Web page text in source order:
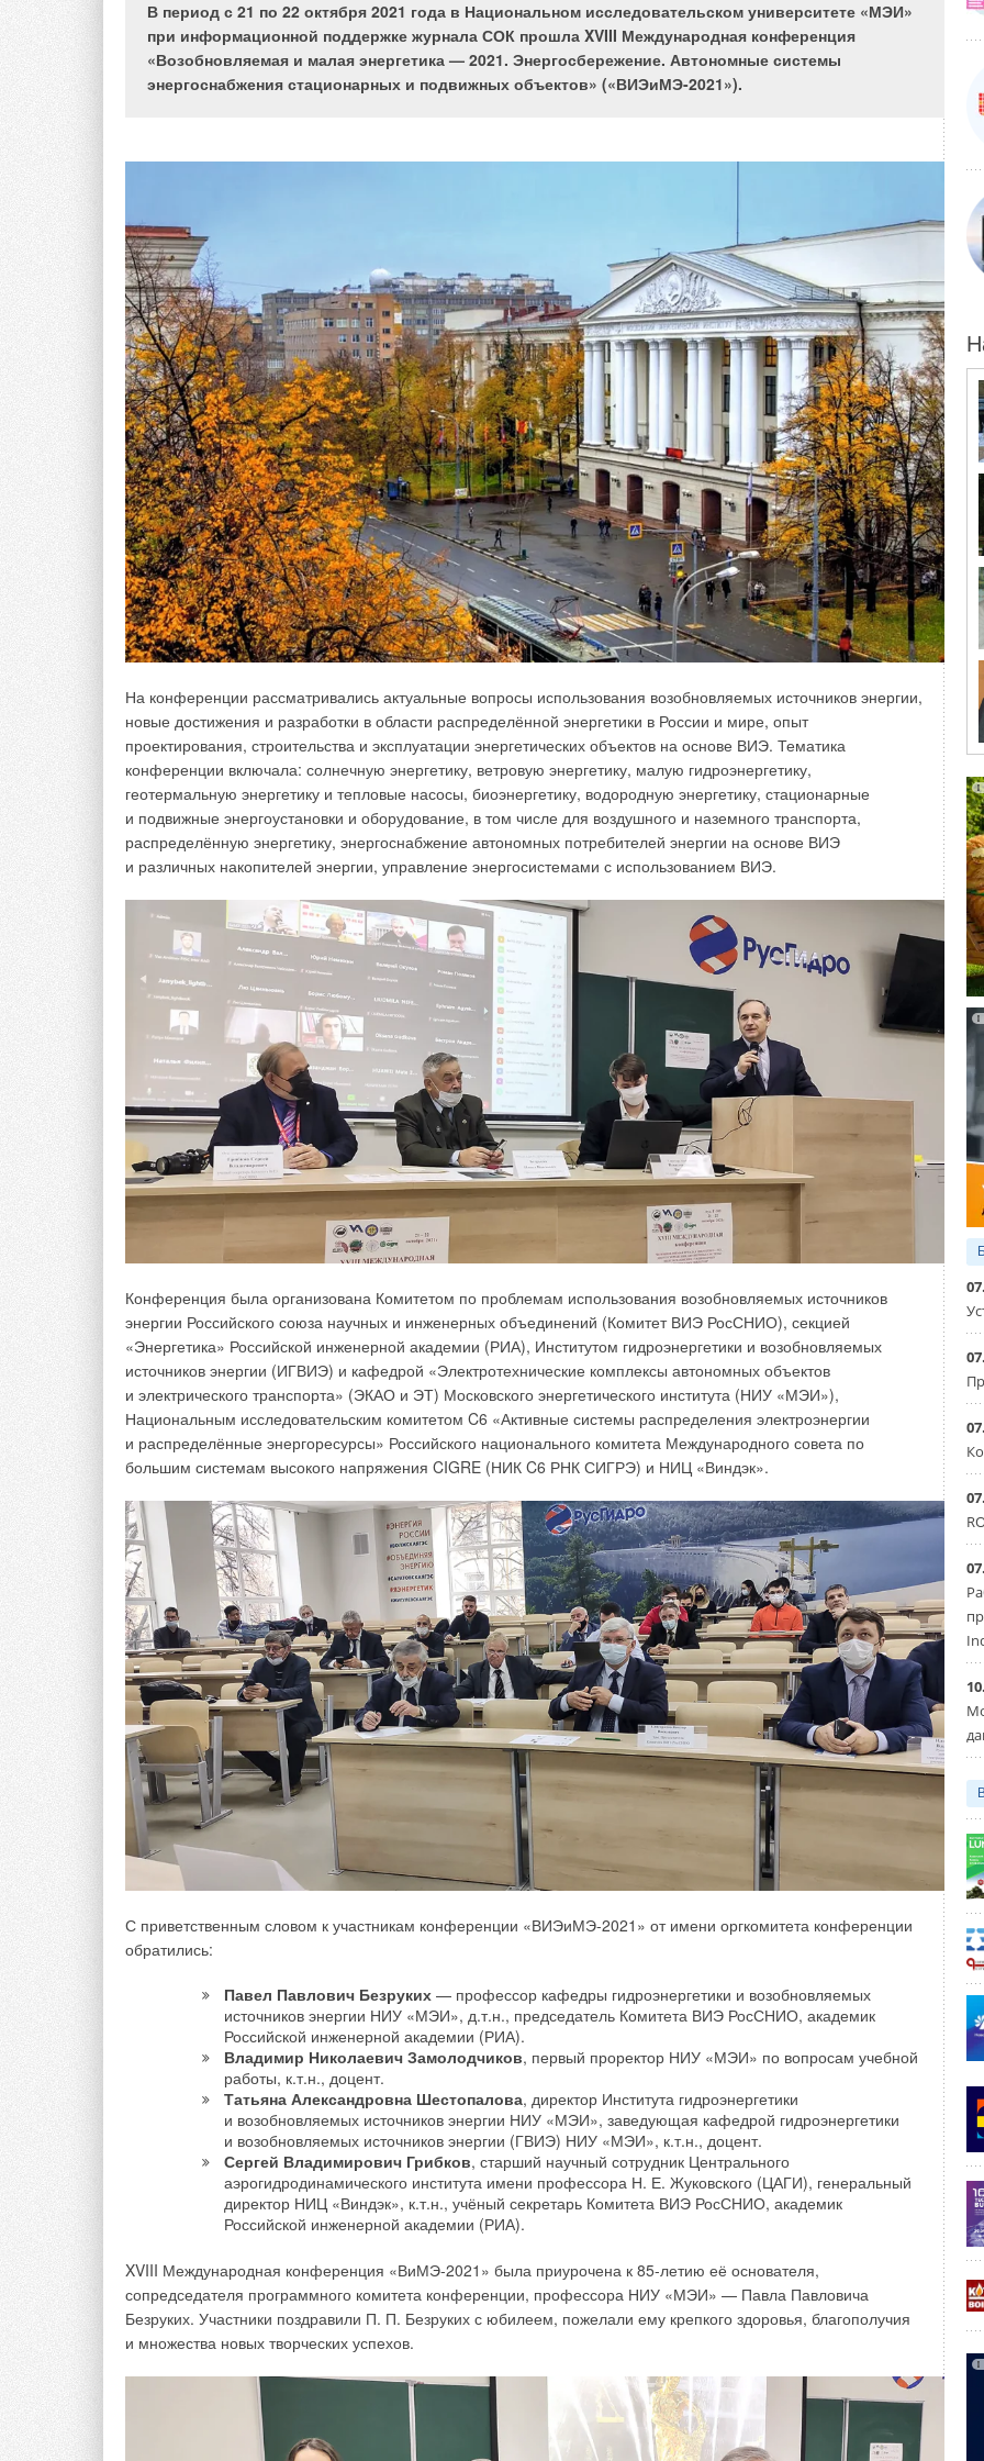
В период с 21 по 22 октября 2021 года в Национальном исследовательском университете «МЭИ»
при информационной поддержке журнала СОК прошла XVIII Международная конференция
«Возобновляемая и малая энергетика — 2021. Энергосбережение. Автономные системы
энергоснабжения стационарных и подвижных объектов» («ВИЭиМЭ-2021»).
На конференции рассматривались актуальные вопросы использования возобновляемых источников энергии,
новые достижения и разработки в области распределённой энергетики в России и мире, опыт
проектирования, строительства и эксплуатации энергетических объектов на основе ВИЭ. Тематика
конференции включала: солнечную энергетику, ветровую энергетику, малую гидроэнергетику,
геотермальную энергетику и тепловые насосы, биоэнергетику, водородную энергетику, стационарные
и подвижные энергоустановки и оборудование, в том числе для воздушного и наземного транспорта,
распределённую энергетику, энергоснабжение автономных потребителей энергии на основе ВИЭ
и различных накопителей энергии, управление энергосистемами с использованием ВИЭ.
Конференция была организована Комитетом по проблемам использования возобновляемых источников
энергии Российского союза научных и инженерных объединений (Комитет ВИЭ РосСНИО), секцией
«Энергетика» Российской инженерной академии (РИА), Институтом гидроэнергетики и возобновляемых
источников энергии (ИГВИЭ) и кафедрой «Электротехнические комплексы автономных объектов
и электрического транспорта» (ЭКАО и ЭТ) Московского энергетического института (НИУ «МЭИ»),
Национальным исследовательским комитетом C6 «Активные системы распределения электроэнергии
и распределённые энергоресурсы» Российского национального комитета Международного совета по
большим системам высокого напряжения CIGRE (НИК C6 РНК СИГРЭ) и НИЦ «Виндэк».
С приветственным словом к участникам конференции «ВИЭиМЭ-2021» от имени оргкомитета конференции
обратились:
Павел Павлович Безруких — профессор кафедры гидроэнергетики и возобновляемых
источников энергии НИУ «МЭИ», д.т.н., председатель Комитета ВИЭ РосСНИО, академик
Российской инженерной академии (РИА).
Владимир Николаевич Замолодчиков, первый проректор НИУ «МЭИ» по вопросам учебной
работы, к.т.н., доцент.
Татьяна Александровна Шестопалова, директор Института гидроэнергетики
и возобновляемых источников энергии НИУ «МЭИ», заведующая кафедрой гидроэнергетики
и возобновляемых источников энергии (ГВИЭ) НИУ «МЭИ», к.т.н., доцент.
Сергей Владимирович Грибков, старший научный сотрудник Центрального
аэрогидродинамического института имени профессора Н. Е. Жуковского (ЦАГИ), генеральный
директор НИЦ «Виндэк», к.т.н., учёный секретарь Комитета ВИЭ РосСНИО, академик
Российской инженерной академии (РИА).
XVIII Международная конференция «ВиМЭ-2021» была приурочена к 85-летию её основателя,
сопредседателя программного комитета конференции, профессора НИУ «МЭИ» — Павла Павловича
Безруких. Участники поздравили П. П. Безруких с юбилеем, пожелали ему крепкого здоровья, благополучия
и множества новых творческих успехов.
Энергетическая эффективность и надёжность работы насоса зависят от положения его рабочей точки
на кривой характеристики системы относительно допускаемого рабочего диапазона. При выходе рабочей
точки за пределы рабочего диапазона насос работает неэффективно и с низкой надёжностью. Снижение
коэффициента полезного действия насоса при выходе рабочей точки за указанные пределы (рис. 1)
является достаточно очевидным, и, имея на руках диаграмму с характеристикой КПД, пользователь всегда
может оценить эффективность работы насоса в зависимости от положения его рабочей точки.
Рис. 1. Зависимость эффективности центробежного насоса от положения рабочей точки
При этом зависимость надёжности насоса от режима его работы уже не является столь же очевидной
и понятной для пользователей. График на рис. 2 показывает, как зависит надёжность насоса от положения
рабочей точки относительно рабочего диапазона.
Рис. 2. График зависимости надёжности насоса от положения рабочей точки
Работа насоса за пределами рабочего диапазона приводит к неблагоприятным для него последствиям:
1. Значительному повышению температуры насоса.
2. Снижению ресурса работы подшипников и уплотнений из-за возникающей вибрации как следствие
возникновения кавитации в проточной части насоса или рециркуляции потока перекачиваемой среды
на входе и выходе рабочего колеса, а также увеличения радиальных сил, действующих на ротор.
перекачиваемой среды в проточной части насоса.
4. Кавитации и перегрузке приводного электродвигателя.
рабочей точки насоса и её положения. Необходимо помнить, что рабочая точка является пересечением
характеристик самого агрегата и гидравлической системы — элементов, определяющих работу друг друга.